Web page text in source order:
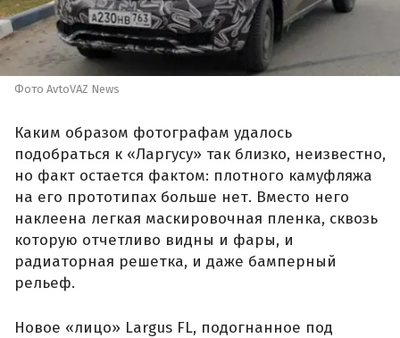
Фото AvtoVAZ News
Каким образом фотографам удалось
подобраться к «Ларгусу» так близко, неизвестно,
но факт остается фактом: плотного камуфляжа
на его прототипах больше нет. Вместо него
наклеена легкая маскировочная пленка, сквозь
которую отчетливо видны и фары, и
радиаторная решетка, и даже бамперный
рельеф.
Новое «лицо» Largus FL, подогнанное под